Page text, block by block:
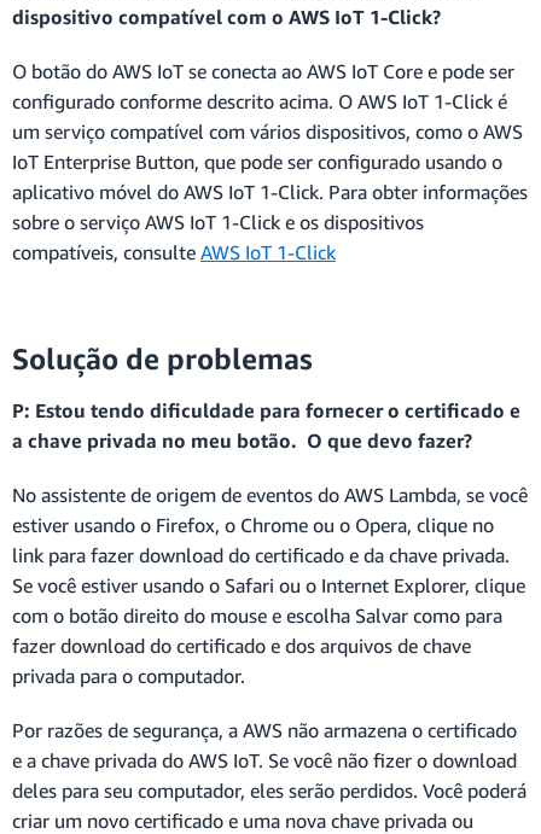
dispositivo compatível com o AWS IoT 1-Click?
O botão do AWS IoT se conecta ao AWS IoT Core e pode ser
configurado conforme descrito acima. O AWS IoT 1-Click é
um serviço compatível com vários dispositivos, como o AWS
IoT Enterprise Button, que pode ser configurado usando o
aplicativo móvel do AWS IoT 1-Click. Para obter informações
sobre o serviço AWS IoT 1-Click e os dispositivos
compatíveis, consulte AWS IoT 1-Click
Solução de problemas
P: Estou tendo dificuldade para fornecer o certificado e
a chave privada no meu botão. O que devo fazer?
No assistente de origem de eventos do AWS Lambda, se você
estiver usando o Firefox, o Chrome ou o Opera, clique no
link para fazer download do certificado e da chave privada.
Se você estiver usando o Safari ou o Internet Explorer, clique
com o botão direito do mouse e escolha Salvar como para
fazer download do certificado e dos arquivos de chave
privada para o computador.
Por razões de segurança, a AWS não armazena o certificado
e a chave privada do AWS IoT. Se você não fizer o download
deles para seu computador, eles serão perdidos. Você poderá
criar um novo certificado e uma nova chave privada ou